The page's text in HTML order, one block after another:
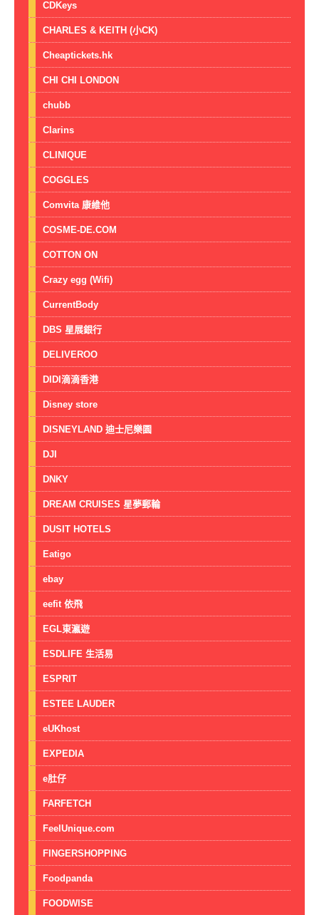
CDKeys
CHARLES & KEITH (小CK)
Cheaptickets.hk
CHI CHI LONDON
chubb
Clarins
CLINIQUE
COGGLES
Comvita 康維他
COSME-DE.COM
COTTON ON
Crazy egg (Wifi)
CurrentBody
DBS 星展銀行
DELIVEROO
DIDI滴滴香港
Disney store
DISNEYLAND 迪士尼樂園
DJI
DNKY
DREAM CRUISES 星夢郵輪
DUSIT HOTELS
Eatigo
ebay
eefit 依飛
EGL東瀛遊
ESDLIFE 生活易
ESPRIT
ESTEE LAUDER
eUKhost
EXPEDIA
e肚仔
FARFETCH
FeelUnique.com
FINGERSHOPPING
Foodpanda
FOODWISE